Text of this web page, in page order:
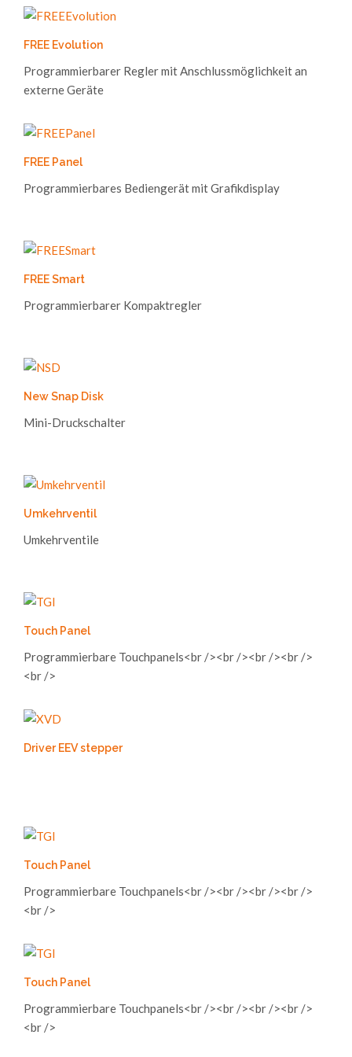
FREE Evolution
Programmierbarer Regler mit Anschlussmöglichkeit an
externe Geräte
FREE Panel
Programmierbares Bediengerät mit Grafikdisplay
FREE Smart
Programmierbarer Kompaktregler
New Snap Disk
Mini-Druckschalter
Umkehrventil
Umkehrventile
Touch Panel
Programmierbare Touchpanels<br /><br /><br /><br />
<br />
Driver EEV stepper
Touch Panel
Programmierbare Touchpanels<br /><br /><br /><br />
<br />
Touch Panel
Programmierbare Touchpanels<br /><br /><br /><br />
<br />